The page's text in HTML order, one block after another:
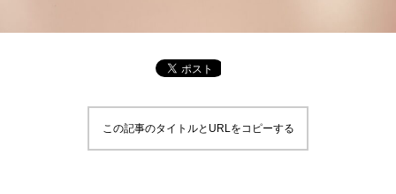
この記事のタイトルとURLをコピーする